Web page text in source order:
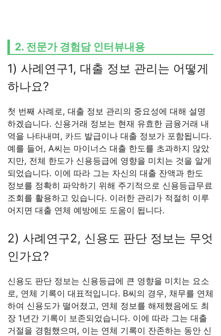
2. 전문가 경험담 인터뷰내용
1) 사례연구1, 대출 정보 관리는 어떻게
하나요?
첫 번째 사례로, 대출 정보 관리의 중요성에 대해 설명
하겠습니다. 신용거래 정보는 현재 유효한 금융거래 내
역을 나타내며, 카드 발급이나 대출 정보가 포함됩니다.
예를 들어, A씨는 마이너스 대출 한도를 초과하지 않았
지만, 전체 한도가 신용등급에 영향을 미치는 것을 알게
되었습니다. 이에 따라 그는 자신의 대출 잔액과 한도
정보를 정확히 파악하기 위해 주기적으로 신용등급무료
조회를 활용하고 있습니다. 이러한 관리가 적절히 이루
어지면 대출 연체 예방에도 도움이 됩니다.
2) 사례연구2, 신용도 판단 정보는 무엇
인가요?
신용도 판단 정보는 신용등급에 큰 영향을 미치는 요소
로, 연체 기록이 대표적입니다. B씨의 경우, 채무를 연체
하여 신용도가 떨어졌고, 연체 정보를 해제했음에도 최
장 1년간 기록이 보존되었습니다. 이에 따라 그는 대출
거절을 경험했으며, 이는 연체 기록이 잔존하는 동안 신